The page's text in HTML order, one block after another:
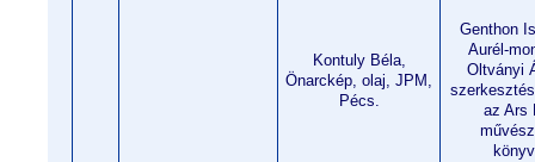
Kontuly Béla,
Önarckép, olaj, JPM,
Pécs.
Genthon
Aurél-
Oltványi
az Ars